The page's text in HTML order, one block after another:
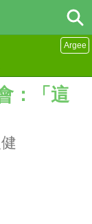
Argee
：「這